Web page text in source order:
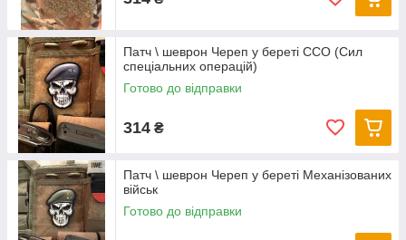
Патч \ шеврон Череп у береті ССО (Сил
спеціальних операцій)
Готово до відправки
314 ₴
Патч \ шеврон Череп у береті Механізованих
військ
Готово до відправки